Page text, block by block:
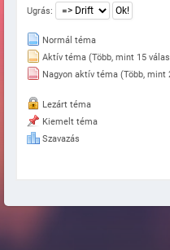
Ugrás:
Normál téma
Aktív téma (Több, mint 15
Nagyon aktív téma (Több, mint
Lezárt téma
Kiemelt téma
Szavazás